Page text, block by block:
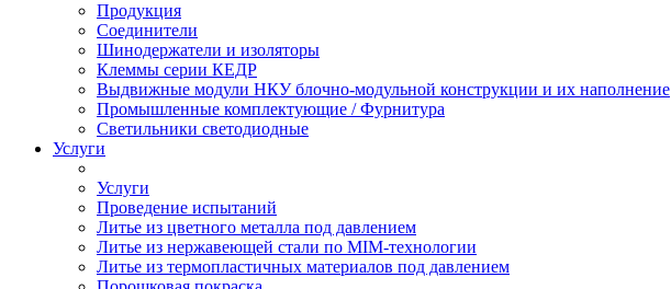
Продукция
Соединители
Шинодержатели и изоляторы
Клеммы серии КЕДР
Выдвижные модули НКУ блочно-модульной конструкции и их наполнение
Промышленные комплектующие / Фурнитура
Светильники светодиодные
Услуги
Услуги
Проведение испытаний
Литье из цветного металла под давлением
Литье из нержавеющей стали по MIM-технологии
Литье из термопластичных материалов под давлением